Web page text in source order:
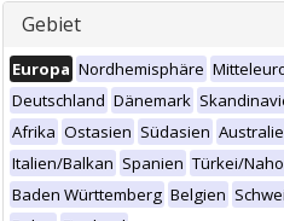
Gebiet
Europa Nordhemisphäre
Deutschland Dänemark
Afrika Ostasien Südasien
Italien/Balkan Spanien Türkei/
Baden Württemberg Belgien